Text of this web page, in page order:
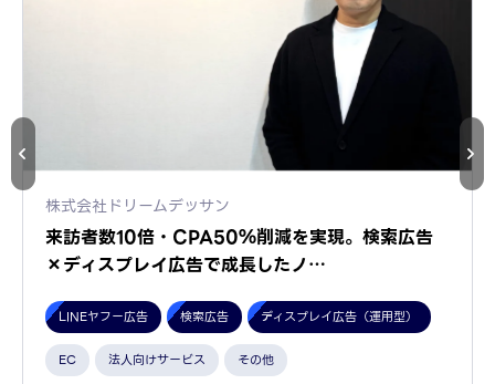
合同会社dapper
検索広告の約1/7のクリック単価で同水準のCPAを
実現。家電修理サービスがディ…
LINEヤフー広告 検索広告 ディスプレイ広告（運用型）
その他